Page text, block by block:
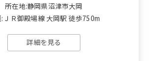
所在地:静岡県沼津市大岡
ＪＲ御殿場線 大岡駅 徒歩750m
詳細を見る